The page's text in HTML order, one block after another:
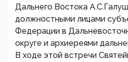
Дальнего Востока
должностными лицами
Федерации в
округе и архиереями
В ходе этой встречи